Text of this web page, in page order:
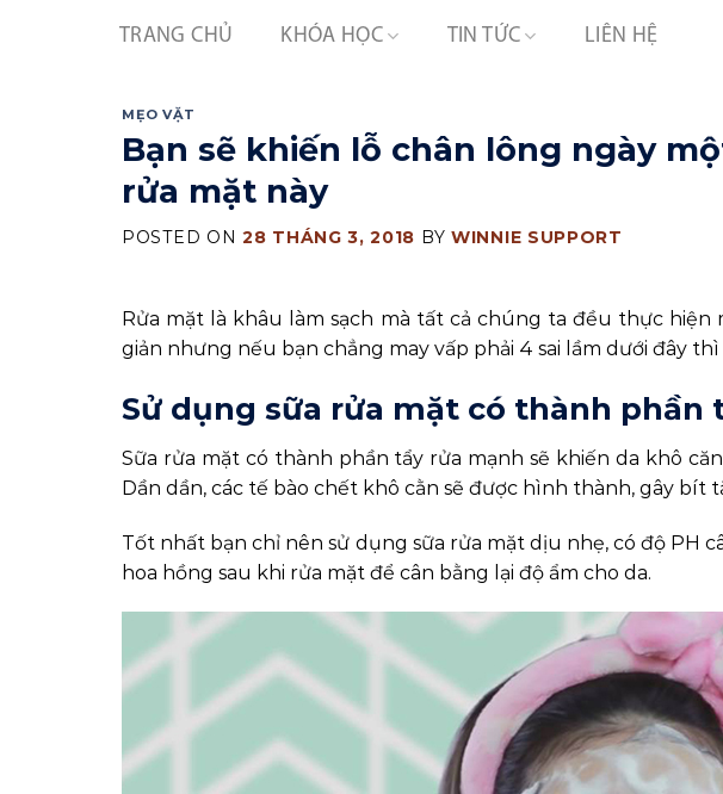
TRANG CHỦ KHÓA HỌC TIN TỨC LIÊN HỆ
MẸO VẶT
Bạn sẽ khiến lỗ chân lông ngày
rửa mặt này
POSTED ON 28 THÁNG 3, 2018 BYWINNIE SUPPORT
Rửa mặt là khâu làm sạch mà tất cả chúng ta đều thực hiện
giản nhưng nếu bạn chẳng may vấp phải 4 sai lầm dưới đây
Sử dụng sữa rửa mặt có thành phần
Sữa rửa mặt có thành phần tẩy rửa mạnh sẽ khiến da khô
Dần dần, các tế bào chết khô cằn sẽ được hình thành, gây bít
Tốt nhất bạn chỉ nên sử dụng sữa rửa mặt dịu nhẹ, có độ PH
hoa hồng sau khi rửa mặt để cân bằng lại độ ẩm cho da.